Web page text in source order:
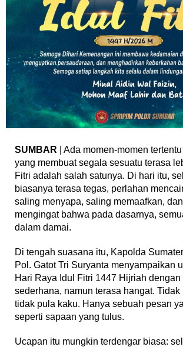
SUMBAR | Ada momen-momen
yang membuat segala sesuatu terasa
Fitri adalah salah satunya. Di hari itu,
biasanya terasa tegas, perlahan
saling menyapa, saling memaafkan,
mengingat bahwa pada dasarnya,
dalam damai.
Di tengah suasana itu, Kapolda
Pol. Gatot Tri Suryanta menyampaikan
Hari Raya Idul Fitri 1447 Hijriah dengan
sederhana, namun terasa hangat. Tidak
tidak pula kaku. Hanya sebuah pesan
seperti sapaan yang tulus.
Ucapan itu mungkin terdengar biasa: